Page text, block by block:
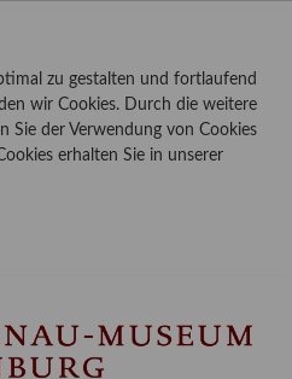
zu gestalten und fortlaufend
wir Cookies. Durch die weitere
Sie der Verwendung von Cookies
erhalten Sie in unserer